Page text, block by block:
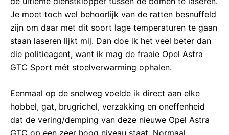
Je moet toch wel behoorlijk van de ratten besnuffeld
zijn om daar met dit soort lage temperaturen te gaan
staan laseren lijkt mij. Dan doe ik het veel beter dan
die politieagent, want ik mag de fraaie Opel Astra
GTC Sport mét stoelverwarming ophalen.
Eenmaal op de snelweg voelde ik direct aan elke
hobbel, gat, brugrichel, verzakking en oneffenheid
dat de vering/demping van deze nieuwe Opel Astra